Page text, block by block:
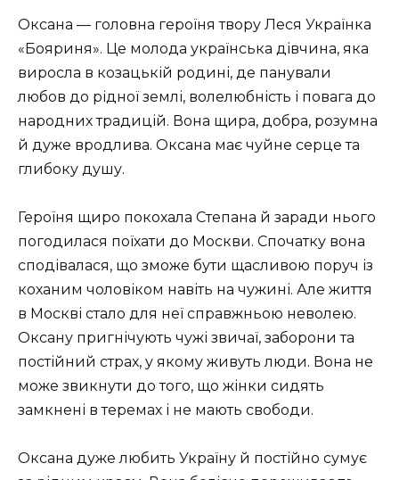
Оксана — головна героїня твору Леся Українка
«Бояриня». Це молода українська дівчина, яка
виросла в козацькій родині, де панували
любов до рідної землі, волелюбність і повага до
народних традицій. Вона щира, добра, розумна
й дуже вродлива. Оксана має чуйне серце та
глибоку душу.
Героїня щиро покохала Степана й заради нього
погодилася поїхати до Москви. Спочатку вона
сподівалася, що зможе бути щасливою поруч із
коханим чоловіком навіть на чужині. Але життя
в Москві стало для неї справжньою неволею.
Оксану пригнічують чужі звичаї, заборони та
постійний страх, у якому живуть люди. Вона не
може звикнути до того, що жінки сидять
замкнені в теремах і не мають свободи.
Оксана дуже любить Україну й постійно сумує